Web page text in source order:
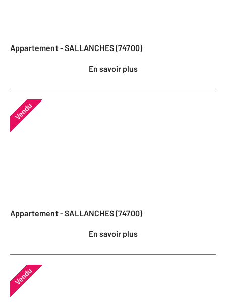
Appartement - SALLANCHES (74700)
En savoir plus
Vendu
Appartement - SALLANCHES (74700)
En savoir plus
Vendu